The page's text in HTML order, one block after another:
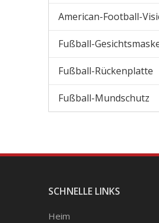
American-Football-
Fußball-
Fußball-Rückenplatte
Fußball-Mundschutz
SCHNELLE LINKS
Heim